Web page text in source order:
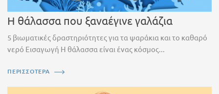
Η θάλασσα που ξαναέγινε γαλάζια
5 βιωματικές δραστηριότητες για τα ψαράκια και το καθαρό
νερό Εισαγωγή Η θάλασσα είναι ένας κόσμος...
ΠΕΡΙΣΣΟΤΕΡΑ